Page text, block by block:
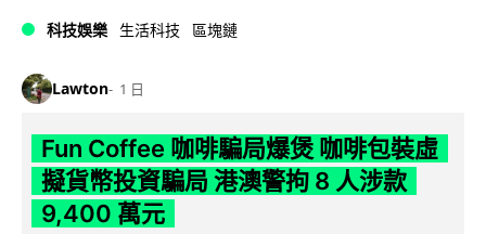
科技娛樂 生活科技 區塊鏈
Lawton 1 日
Fun Coffee 咖啡騙局爆煲 咖啡包裝虛
擬貨幣投資騙局 港澳警拘 8 人涉款
9,400 萬元